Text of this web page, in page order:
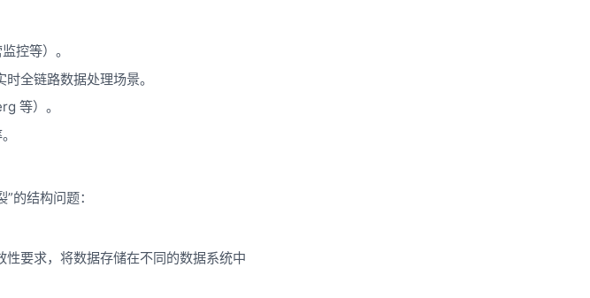
控等）。
全链路数据处理场景。
等）。
的结构问题：
要求，将数据存储在不同的数据系统中